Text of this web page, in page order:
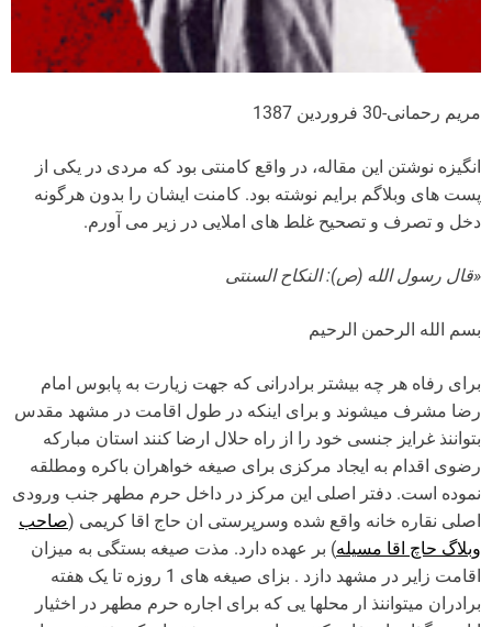
مریم رحمانی-30 فروردین 1387
انگیزه نوشتن این مقاله، در واقع کامنتی بود که مردی در یکی از
پست های وبلاگم برایم نوشته بود. کامنت ایشان را بدون هرگونه
دخل و تصرف و تصحیح غلط های املایی در زیر می آورم.
«قال رسول الله (ص): النکاح السنتی
بسم الله الرحمن الرحیم
برای رفاه هر چه بیشتر برادرانی که جهت زیارت به پابوس امام
رضا مشرف میشوند و برای اینکه در طول اقامت در مشهد مقدس
بتواننذ غرایز جنسی خود را از راه حلال ارضا کنند استان مبارکه
رضوی اقدام به ایجاد مرکزی برای صیغه خواهران باکره ومطلقه
نموده است. دفتر اصلی این مرکز در داخل حرم مطهر جنب ورودی
اصلی نقاره خانه واقع شده وسرپرستی ان حاج اقا کریمی (صاحب
وبلاگ حاچ اقا مسیله) بر عهده دارد. مذت صیغه بستگی به میزان
اقامت زایر در مشهد دازد . بزای صیغه های 1 روزه تا یک هفته
برادران میتواننذ ار محلها یی که برای اجاره حرم مطهر در اخثیار